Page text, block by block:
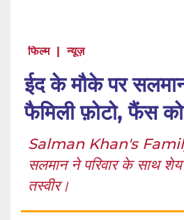
फिल्म | न्यूज़
ईद के मौके पर
फैमिली फ़ोटो, फैंस को
Salman Khan's
सलमान ने परिवार के साथ
तस्वीर।